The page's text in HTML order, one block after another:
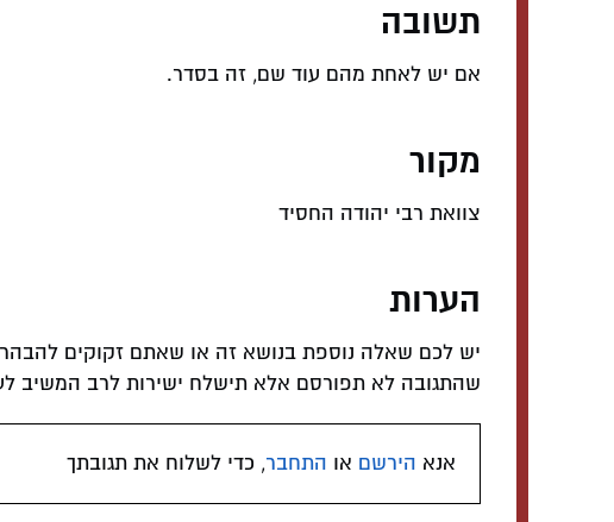
תשובה
אם יש לאחת מהם עוד שם, זה בסדר.
מקור
צוואת רבי יהודה החסיד
הערות
יש לכם שאלה נוספת בנושא זה או שאתם זקוקים
שהתגובה לא תפורסם אלא תישלח ישירות לרב המשיב
אנא הירשם או התחבר, כדי לשלוח את תגובתך